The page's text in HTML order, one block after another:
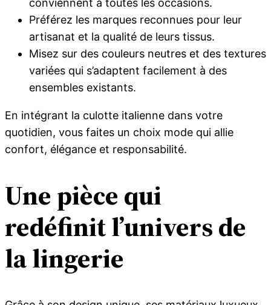
Préférez les marques reconnues pour leur
artisanat et la qualité de leurs tissus.
Misez sur des couleurs neutres et des textures
variées qui s’adaptent facilement à des
ensembles existants.
En intégrant la culotte italienne dans votre
quotidien, vous faites un choix mode qui allie
confort, élégance et responsabilité.
Une pièce qui
redéfinit l’univers de
la lingerie